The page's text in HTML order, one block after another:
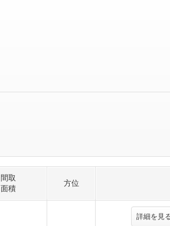
間取
面積
方位
詳細を見